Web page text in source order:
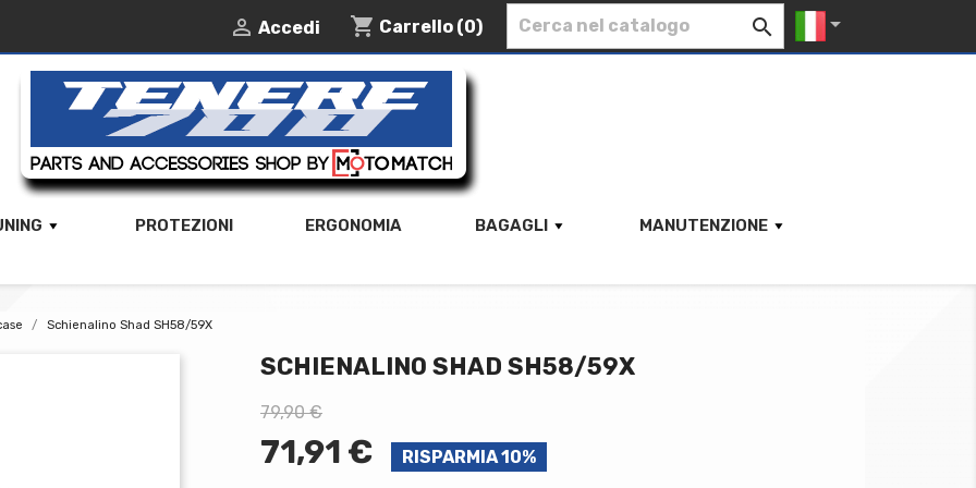
 Accedi shopping_cart Carrello (0)  
PROTEZIONI ERGONOMIA BAGAGLI MANUTENZIONE
Schienalino Shad SH58/59X
SCHIENALINO SHAD SH58/59X
79,90 €
71,91 € RISPARMIA 10%